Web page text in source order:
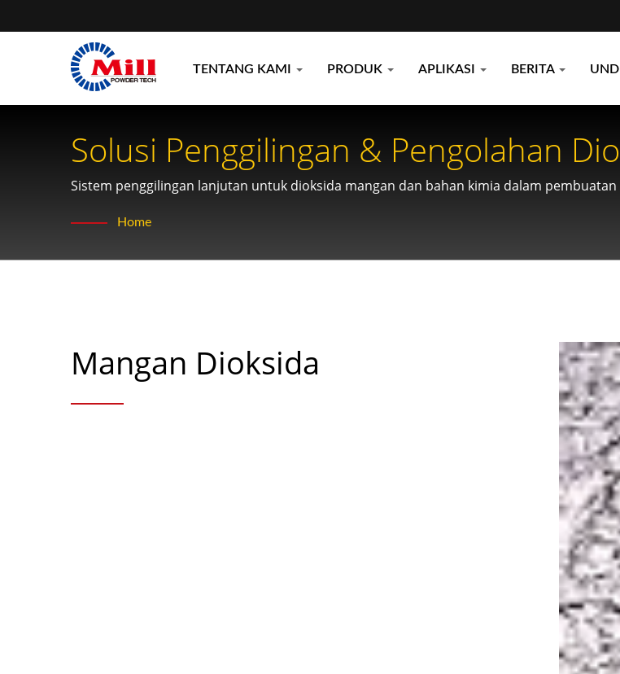
TENTANG KAMI PRODUK APLIKASI BERITA
Solusi Penggilingan & Pengolahan
Sistem penggilingan lanjutan untuk dioksida mangan dan bahan kimia dalam
Home
Mangan Dioksida